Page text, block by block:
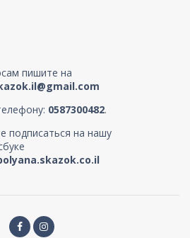
пишите на
0587300482.
подписаться на нашу